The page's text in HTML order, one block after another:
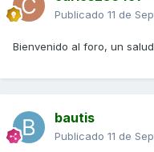
Publicado 11 de
Bienvenido al foro, un
bautis
Publicado 11 de